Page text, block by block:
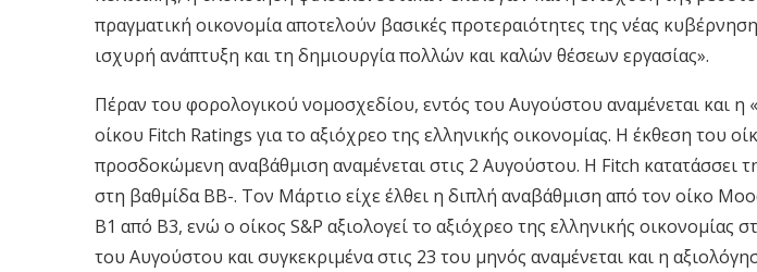
πραγματική οικονομία αποτελούν βασικές προτεραιότητες της νέας
ισχυρή ανάπτυξη και τη δημιουργία πολλών και καλών θέσεων εργασίας».
Πέραν του φορολογικού νομοσχεδίου, εντός του Αυγούστου αναμένεται και η
οίκου Fitch Ratings για το αξιόχρεο της ελληνικής οικονομίας. Η έκθεση του
προσδοκώμενη αναβάθμιση αναμένεται στις 2 Αυγούστου. Η Fitch κατατάσσει
στη βαθμίδα ΒΒ-. Τον Μάρτιο είχε έλθει η διπλή αναβάθμιση από τον οίκο
Β1 από Β3, ενώ ο οίκος S&P αξιολογεί το αξιόχρεο της ελληνικής οικονομίας
του Αυγούστου και συγκεκριμένα στις 23 του μηνός αναμένεται και η